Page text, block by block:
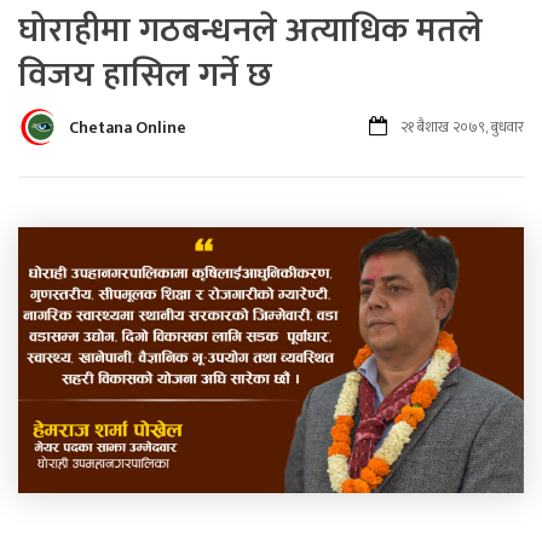
घोराहीमा गठबन्धनले अत्याधिक मतले
विजय हासिल गर्ने छ
Chetana Online २१ बैशाख २०७९, बुधवार